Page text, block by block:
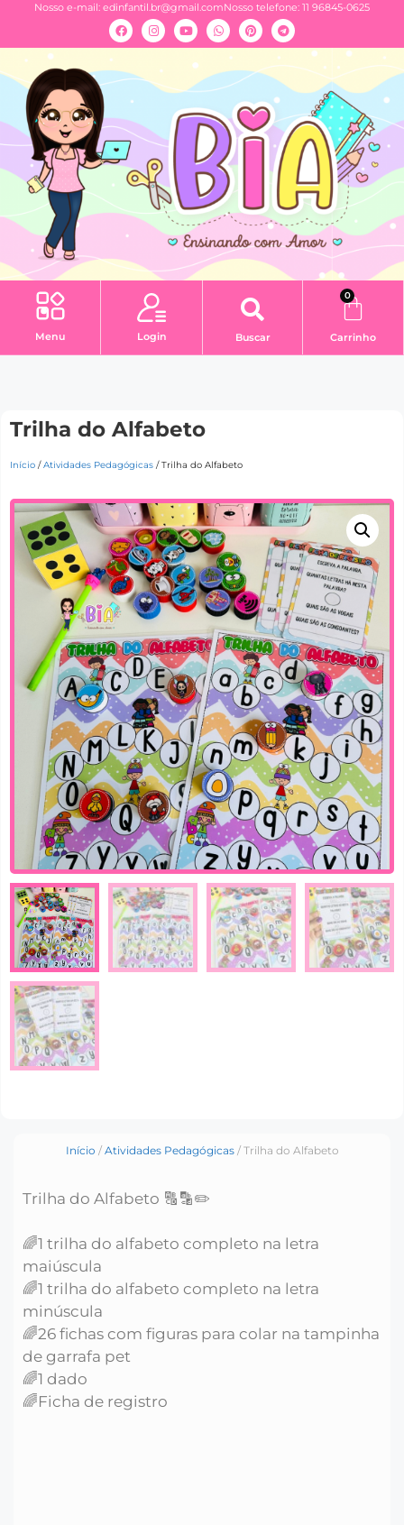
Nosso e-mail: edinfantil.br@gmail.comNosso telefone: 11 96845-0625
Menu Login Buscar
0
Carrinho
Trilha do Alfabeto
Início /Atividades Pedagógicas / Trilha do Alfabeto
Início / Atividades Pedagógicas/ Trilha do Alfabeto
Trilha do Alfabeto 🔠🔡✏️
🌈1 trilha do alfabeto completo na letra
maiúscula
🌈1 trilha do alfabeto completo na letra
minúscula
🌈26 fichas com figuras para colar na tampinha
de garrafa pet
🌈1 dado
🌈Ficha de registro